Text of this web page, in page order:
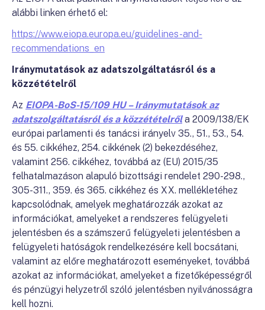
alábbi linken érhető el:
https://www.eiopa.europa.eu/guidelines-and-
recommendations_en
Iránymutatások az adatszolgáltatásról és a
közzétételről
Az EIOPA-BoS-15/109 HU – Iránymutatások az
adatszolgáltatásról és a közzétételrőla 2009/138/EK
európai parlamenti és tanácsi irányelv 35., 51., 53., 54.
és 55. cikkéhez, 254. cikkének (2) bekezdéséhez,
valamint 256. cikkéhez, továbbá az (EU) 2015/35
felhatalmazáson alapuló bizottsági rendelet 290-298.,
305-311., 359. és 365. cikkéhez és XX. mellékletéhez
kapcsolódnak, amelyek meghatározzák azokat az
információkat, amelyeket a rendszeres felügyeleti
jelentésben és a számszerű felügyeleti jelentésben a
felügyeleti hatóságok rendelkezésére kell bocsátani,
valamint az előre meghatározott eseményeket, továbbá
azokat az információkat, amelyeket a fizetőképességről
és pénzügyi helyzetről szóló jelentésben nyilvánosságra
kell hozni.